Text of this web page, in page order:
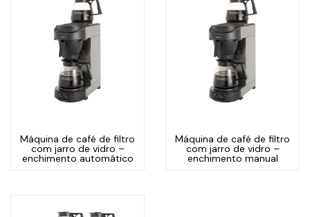
Máquina de café de filtro
com jarro de vidro –
enchimento automático
Máquina de café de filtro
com jarro de vidro –
enchimento manual